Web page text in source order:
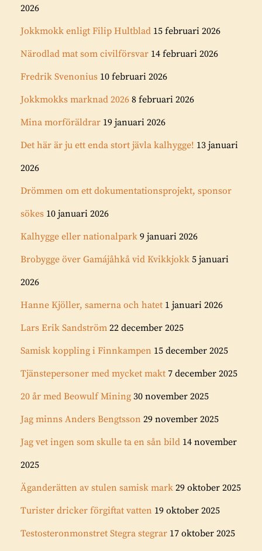
2026
Jokkmokk enligt Filip Hultblad 15 februari 2026
Närodlad mat som civilförsvar 14 februari 2026
Fredrik Svenonius 10 februari 2026
Jokkmokks marknad 2026 8 februari 2026
Mina morföräldrar 19 januari 2026
Det här är ju ett enda stort jävla kalhygge! 13 januari
2026
Drömmen om ett dokumentationsprojekt, sponsor
sökes 10 januari 2026
Kalhygge eller nationalpark 9 januari 2026
Brobygge över Gamájåhkå vid Kvikkjokk 5 januari
2026
Hanne Kjöller, samerna och hatet 1 januari 2026
Lars Erik Sandström 22 december 2025
Samisk koppling i Finnkampen 15 december 2025
Tjänstepersoner med mycket makt 7 december 2025
20 år med Beowulf Mining 30 november 2025
Jag minns Anders Bengtsson 29 november 2025
Jag vet ingen som skulle ta en sån bild 14 november
2025
Äganderätten av stulen samisk mark 29 oktober 2025
Turister dricker förgiftat vatten 19 oktober 2025
Testosteronmonstret Stegra stegrar 17 oktober 2025